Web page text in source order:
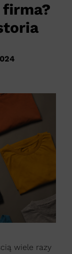
wiele razy